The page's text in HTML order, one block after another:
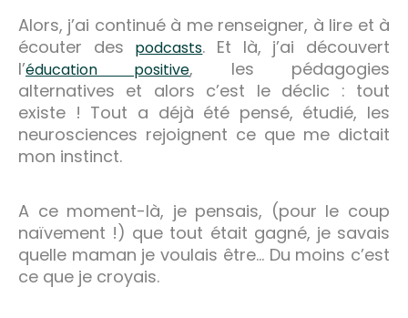
Alors, j’ai continué à me renseigner, à lire et à
écouter des podcasts. Et là, j’ai découvert
l’éducation positive, les pédagogies
alternatives et alors c’est le déclic : tout
existe ! Tout a déjà été pensé, étudié, les
neurosciences rejoignent ce que me dictait
mon instinct.
A ce moment-là, je pensais, (pour le coup
naïvement !) que tout était gagné, je savais
quelle maman je voulais être… Du moins c’est
ce que je croyais.